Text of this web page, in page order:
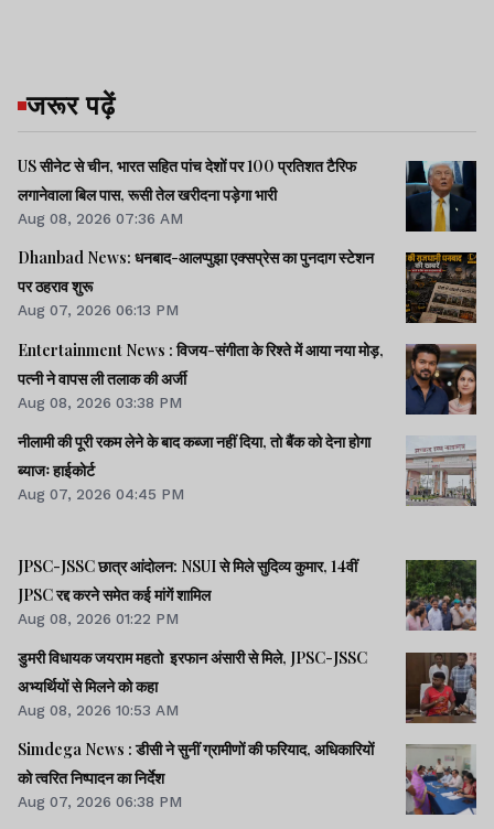
फिलहाल पुलिस मामले के सभी पहलुओं की गहनता से
जांच कर रही है और आवश्यक कानूनी कार्रवाई जारी
है. पुलिस अधिकारियों ने बताया कि पीड़िता को
आवश्यक चिकित्सकीय एवं कानूनी सहायता उपलब्ध
कराई जा रही है. मामले में साक्ष्यों के आधार पर आगे
की कार्रवाई की जाएगी.
कोर्ट में नहीं किया प्रस्तुत, दो
आरोपी बरी
राज्यपाल व मुख्यमंत्री ने
धरती आबा को पुष्प अर्पित
कर दी श्रद्धांजलि
जरूर पढ़ें
US सीनेट से चीन, भारत सहित पांच देशों पर 100 प्रतिशत टैरिफ
लगानेवाला बिल पास, रूसी तेल खरीदना पड़ेगा भारी
Aug 08, 2026 07:36 AM
Dhanbad News: धनबाद-आलप्पुझा एक्सप्रेस का पुनदाग स्टेशन
पर ठहराव शुरू
Aug 07, 2026 06:13 PM
Entertainment News : विजय-संगीता के रिश्ते में आया नया मोड़,
पत्नी ने वापस ली तलाक की अर्जी
Aug 08, 2026 03:38 PM
नीलामी की पूरी रकम लेने के बाद कब्जा नहीं दिया, तो बैंक को देना होगा
ब्याजः हाईकोर्ट
Aug 07, 2026 04:45 PM
JPSC-JSSC छात्र आंदोलन: NSUI से मिले सुदिव्य कुमार, 14वीं
JPSC रद्द करने समेत कई मांगें शामिल
Aug 08, 2026 01:22 PM
डुमरी विधायक जयराम महतो इरफान अंसारी से मिले, JPSC-JSSC
अभ्यर्थियों से मिलने को कहा
Aug 08, 2026 10:53 AM
Simdega News : डीसी ने सुनीं ग्रामीणों की फरियाद, अधिकारियों
को त्वरित निष्पादन का निर्देश
Aug 07, 2026 06:38 PM